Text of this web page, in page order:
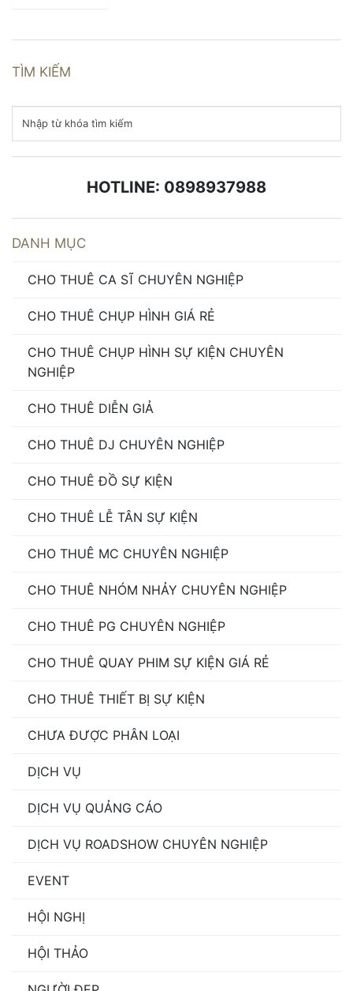
TÌM KIẾM
HOTLINE: 0898937988
DANH MỤC
CHO THUÊ CA SĨ CHUYÊN NGHIỆP
CHO THUÊ CHỤP HÌNH GIÁ RẺ
CHO THUÊ CHỤP HÌNH SỰ KIỆN CHUYÊN
NGHIỆP
CHO THUÊ DIỄN GIẢ
CHO THUÊ DJ CHUYÊN NGHIỆP
CHO THUÊ ĐỒ SỰ KIỆN
CHO THUÊ LỄ TÂN SỰ KIỆN
CHO THUÊ MC CHUYÊN NGHIỆP
CHO THUÊ NHÓM NHẢY CHUYÊN NGHIỆP
CHO THUÊ PG CHUYÊN NGHIỆP
CHO THUÊ QUAY PHIM SỰ KIỆN GIÁ RẺ
CHO THUÊ THIẾT BỊ SỰ KIỆN
CHƯA ĐƯỢC PHÂN LOẠI
DỊCH VỤ
DỊCH VỤ QUẢNG CÁO
DỊCH VỤ ROADSHOW CHUYÊN NGHIỆP
EVENT
HỘI NGHỊ
HỘI THẢO